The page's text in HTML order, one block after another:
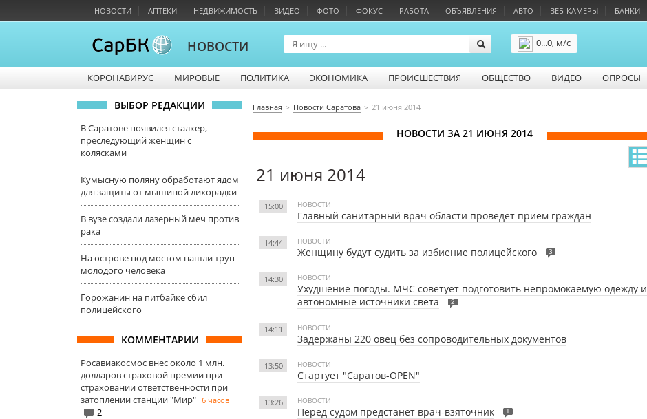
НОВОСТИ АПТЕКИ НЕДВИЖИМОСТЬ ВИДЕО ФОТО ФОКУС РАБОТА ОБЪЯВЛЕНИЯ АВТО ВЕБ-КАМЕРЫ БАНКИ
НОВОСТИ
0...0, м/с
КОРОНАВИРУС МИРОВЫЕ ПОЛИТИКА ЭКОНОМИКА ПРОИСШЕСТВИЯ ОБЩЕСТВО ВИДЕО ОПРОСЫ
ВЫБОР РЕДАКЦИИ
В Саратове появился сталкер,
преследующий женщин с
колясками
Кумысную поляну обработают ядом
для защиты от мышиной лихорадки
В вузе создали лазерный меч против
рака
На острове под мостом нашли труп
молодого человека
Горожанин на питбайке сбил
полицейского
КОММЕНТАРИИ
Росавиакосмос внес около 1 млн.
долларов страховой премии при
страховании ответственности при
затоплении станции "Мир" 6 часов
2
Главная Новости Саратова 21 июня 2014
НОВОСТИ ЗА 21 ИЮНЯ 2014
21 июня 2014
15:00 НОВОСТИ
Главный санитарный врач области проведет прием граждан
14:44 НОВОСТИ
Женщину будут судить за избиение полицейского 3
14:30 НОВОСТИ
Ухудшение погоды. МЧС советует подготовить непромокаемую одежду и
автономные источники света
2
14:11 НОВОСТИ
Задержаны 220 овец без сопроводительных документов
13:50 НОВОСТИ
Стартует "Саратов-OPEN"
13:26 НОВОСТИ
Перед судом предстанет врач-взяточник 1